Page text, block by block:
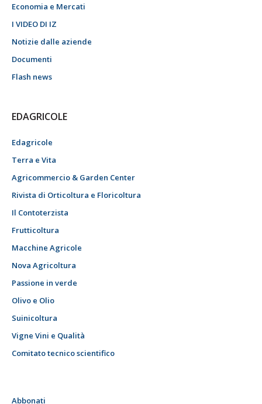
Economia e Mercati
I VIDEO DI IZ
Notizie dalle aziende
Documenti
Flash news
EDAGRICOLE
Edagricole
Terra e Vita
Agricommercio & Garden Center
Rivista di Orticoltura e Floricoltura
Il Contoterzista
Frutticoltura
Macchine Agricole
Nova Agricoltura
Passione in verde
Olivo e Olio
Suinicoltura
Vigne Vini e Qualità
Comitato tecnico scientifico
Abbonati